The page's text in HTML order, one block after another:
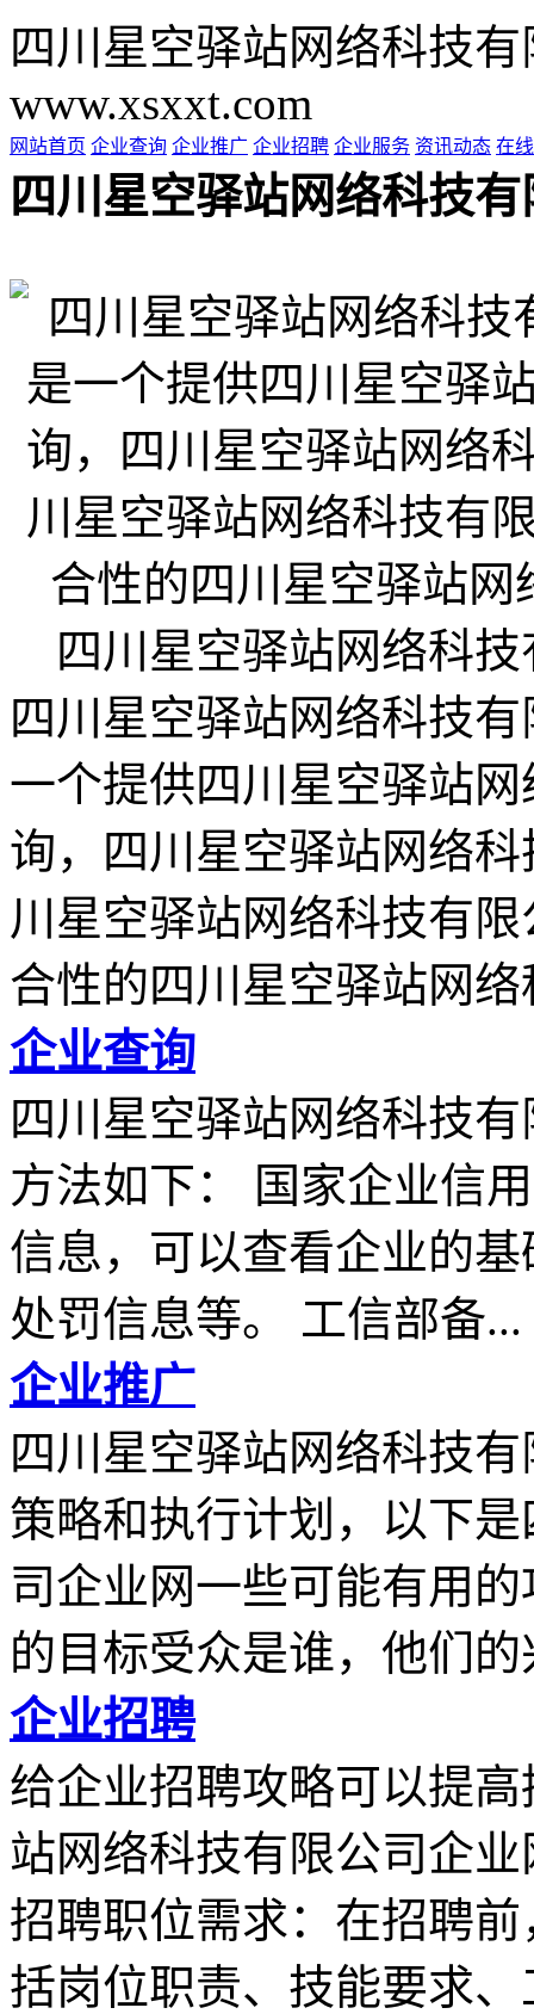
四川星空驿站网络科技
www.xsxxt.com
网站首页 企业查询 企业推广 企业招聘 企业服务 资讯动态 在
四川星空驿站网络科技
四川星空驿站网络科技
四川星空驿站网络科技
一个提供四川星空驿站
询，四川星空驿站网络
川星空驿站网络科技有
合性的四川星空驿站网
企业查询
四川星空驿站网络科技
方法如下： 国家企业信
信息，可以查看企业的
处罚信息等。 工信部备...
企业推广
四川星空驿站网络科技
策略和执行计划，以下
司企业网一些可能有用
的目标受众是谁，他们的
企业招聘
给企业招聘攻略可以提
站网络科技有限公司企
招聘职位需求：在招聘
括岗位职责、技能要求、